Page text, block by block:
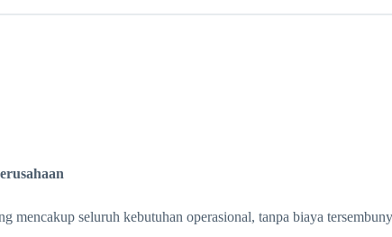
mencakup seluruh kebutuhan operasional, tanpa biaya